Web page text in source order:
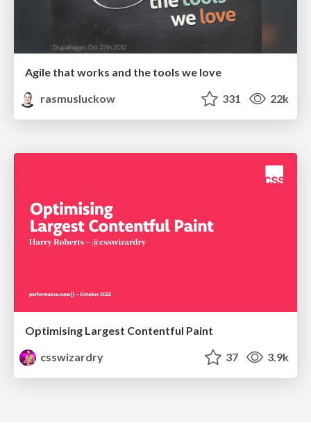
Agile that works and the tools we love
rasmusluckow
331 22k
Optimising Largest Contentful Paint
csswizardry
37 3.9k